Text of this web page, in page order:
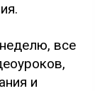
все
и